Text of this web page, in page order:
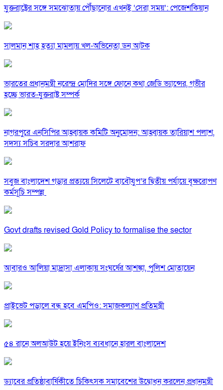
যুক্তরাষ্ট্রের সঙ্গে সমঝোতায় পৌঁছানোর এখনই ‘সেরা সময়’: পেজেশকিয়ান
সালমান শাহ হত্যা মামলায় খল-অভিনেতা ডন আটক
ভারতের প্রধানমন্ত্রী নরেন্দ্র মোদির সঙ্গে ফোনে কথা জেডি ভ্যান্সের, গভীর
হচ্ছে ভারত-যুক্তরাষ্ট্র সম্পর্ক
নাগরপুরে এনসিপির আহ্বায়ক কমিটি অনুমোদন: আহ্বায়ক তারিয়াশ পলাশ,
সদস্য সচিব সরদার আশরাফ
সবুজ বাংলাদেশ গড়ার প্রত্যয়ে সিলেটে বাবৌযুপ’র দ্বিতীয় পর্যায়ে বৃক্ষরোপণ
কর্মসূচি সম্পন্ন
Govt drafts revised Gold Policy to formalise the sector
আবারও আলিয়া মাদ্রাসা এলাকায় সংঘর্ষের আশঙ্কা, পুলিশ মোতায়েন
প্রাইভেট পড়ালে বন্ধ হবে এমপিও: সমাজকল্যাণ প্রতিমন্ত্রী
৫৪ রানে অলআউট হয়ে ইনিংস ব্যবধানে হারল বাংলাদেশ
ড্যাবের প্রতিষ্ঠাবার্ষিকীতে চিকিৎসক সমাবেশের উদ্বোধন করলেন প্রধানমন্ত্রী